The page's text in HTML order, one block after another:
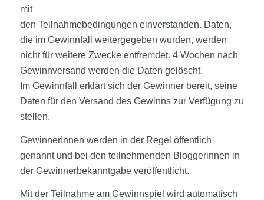
mit
den Teilnahmebedingungen einverstanden. Daten,
die im Gewinnfall weitergegeben wurden, werden
nicht für weitere Zwecke entfremdet. 4 Wochen nach
Gewinnversand werden die Daten gelöscht.
Im Gewinnfall erklärt sich der Gewinner bereit, seine
Daten für den Versand des Gewinns zur Verfügung zu
stellen.
GewinnerInnen werden in der Regel öffentlich
genannt und bei den teilnehmenden Bloggerinnen in
der Gewinnerbekanntgabe veröffentlicht.
Mit der Teilnahme am Gewinnspiel wird automatisch